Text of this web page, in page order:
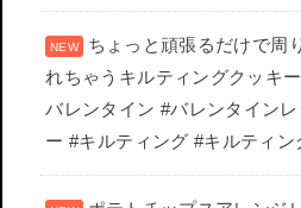
ちょっと頑張るだけで周
れちゃうキルティングクッキー
バレンタイン #バレンタイン
ー #キルティング #キルティン